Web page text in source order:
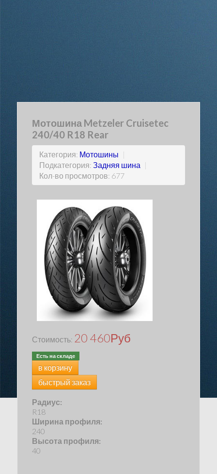
Мотошина Metzeler Cruisetec
240/40 R18 Rear
Категория: Мотошины |
Подкатегория: Задняя шина |
Кол-во просмотров: 677
Стоимость: 20 460Руб
Есть на складе
в корзину
быстрый заказ
Радиус:
R18
Ширина профиля:
240
Высота профиля:
40